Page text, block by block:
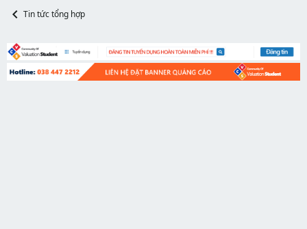
e
d
s
t
y
t
đ
Tin tức tổng hợp